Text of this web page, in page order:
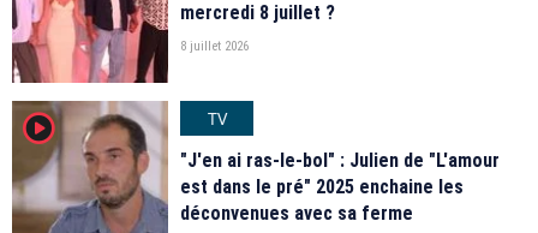
mercredi 8 juillet ?
8 juillet 2026
player2
TV
"J'en ai ras-le-bol" : Julien de "L'amour
est dans le pré" 2025 enchaine les
déconvenues avec sa ferme